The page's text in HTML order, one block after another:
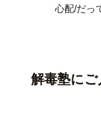
心配/だっ
解毒塾に